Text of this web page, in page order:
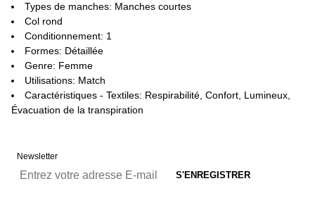
Types de manches: Manches courtes
Col rond
Conditionnement: 1
Formes: Détaillée
Genre: Femme
Utilisations: Match
Caractéristiques - Textiles: Respirabilité, Confort, Lumineux,
Évacuation de la transpiration
Newsletter